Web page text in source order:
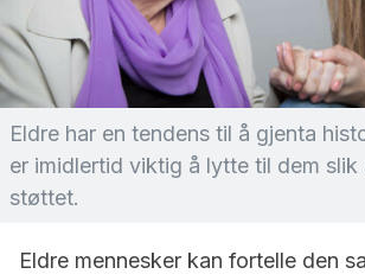
Eldre har en tendens til å gjenta
er imidlertid viktig å lytte til dem slik
støttet.
Eldre mennesker kan fortelle den